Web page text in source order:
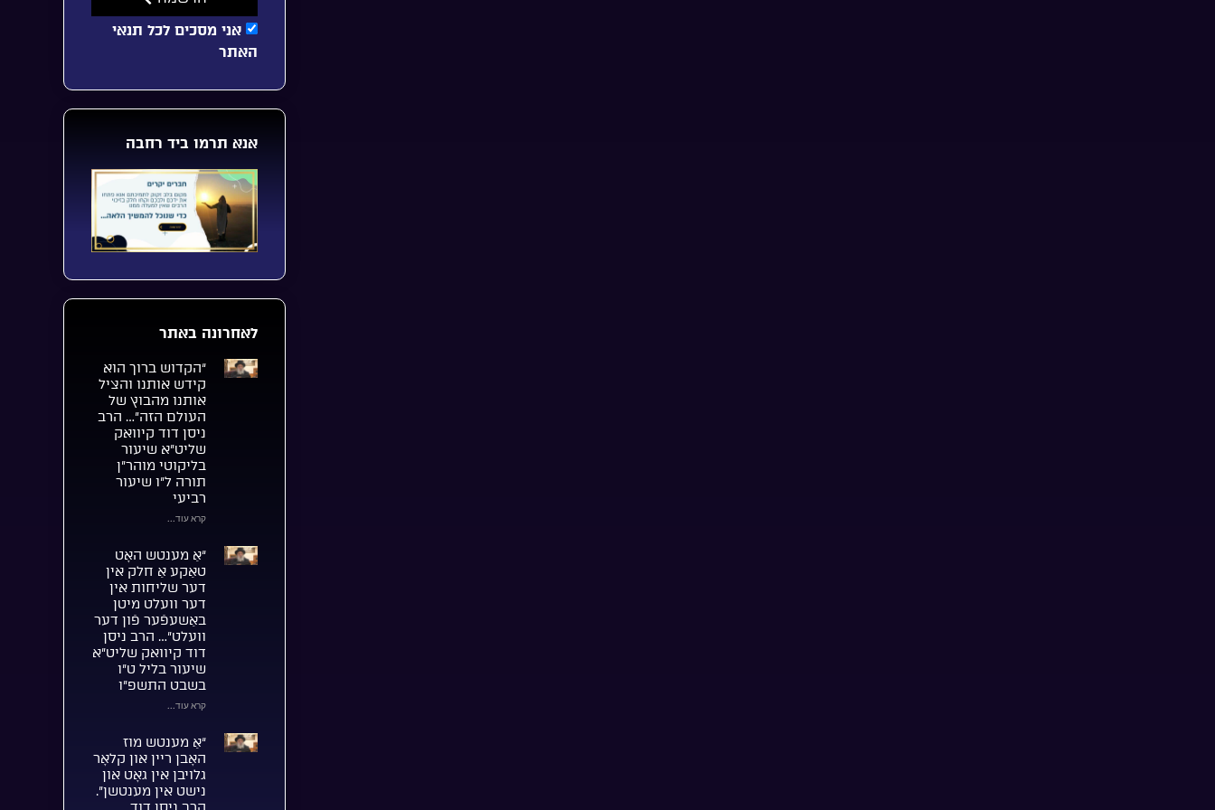
אני מסכים לכל תנאי
האתר
אנא תרמו ביד רחבה
לאחרונה באתר
“הקדוש ברוך הוא
קידש אותנו והציל
אותנו מהבוץ של
העולם הזה”… הרב
ניסן דוד קיוואק
שליט”א שיעור
בליקוטי מוהר”ן
תורה ל”ו שיעור
רביעי
קרא עוד...
“אַ מענטש האָט
טאַקע אַ חלק אין
דער שליחות אין
דער וועלט מיטן
באַשעפֿער פֿון דער
וועלט”… הרב ניסן
דוד קיוואק שליט”א
שיעור בליל ט”ו
בשבט התשפ”ו
קרא עוד...
“אַ מענטש מוז
האָבן ריין און קלאָר
גלויבן אין גאָט און
נישט אין מענטשן”.